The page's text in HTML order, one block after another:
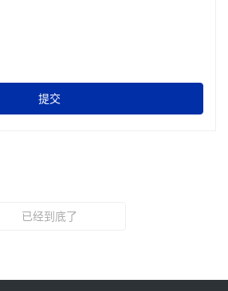
提交
已经到底了